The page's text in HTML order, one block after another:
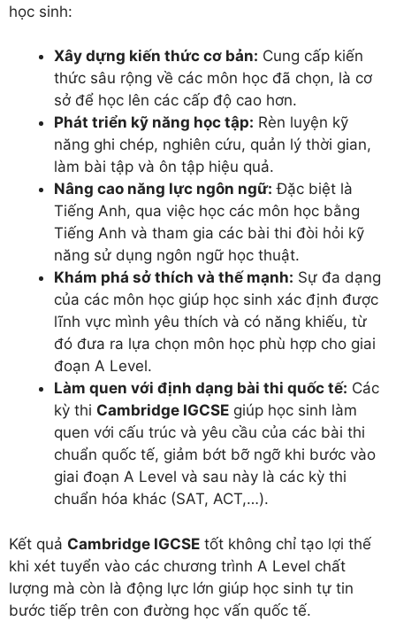
học sinh:
Xây dựng kiến thức cơ bản: Cung cấp kiến
thức sâu rộng về các môn học đã chọn, là cơ
sở để học lên các cấp độ cao hơn.
Phát triển kỹ năng học tập: Rèn luyện kỹ
năng ghi chép, nghiên cứu, quản lý thời gian,
làm bài tập và ôn tập hiệu quả.
Nâng cao năng lực ngôn ngữ: Đặc biệt là
Tiếng Anh, qua việc học các môn học bằng
Tiếng Anh và tham gia các bài thi đòi hỏi kỹ
năng sử dụng ngôn ngữ học thuật.
Khám phá sở thích và thế mạnh: Sự đa dạng
của các môn học giúp học sinh xác định được
lĩnh vực mình yêu thích và có năng khiếu, từ
đó đưa ra lựa chọn môn học phù hợp cho giai
đoạn A Level.
Làm quen với định dạng bài thi quốc tế: Các
kỳ thi Cambridge IGCSE giúp học sinh làm
quen với cấu trúc và yêu cầu của các bài thi
chuẩn quốc tế, giảm bớt bỡ ngỡ khi bước vào
giai đoạn A Level và sau này là các kỳ thi
chuẩn hóa khác (SAT, ACT,…).
Kết quả Cambridge IGCSE tốt không chỉ tạo lợi thế
khi xét tuyển vào các chương trình A Level chất
lượng mà còn là động lực lớn giúp học sinh tự tin
bước tiếp trên con đường học vấn quốc tế.